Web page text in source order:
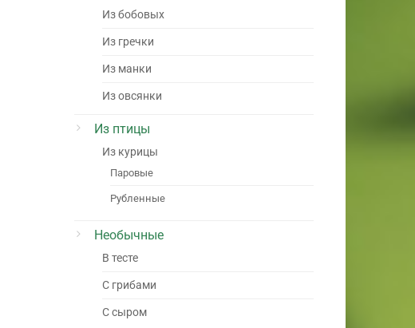
Из бобовых
Из гречки
Из манки
Из овсянки
Из птицы
Из курицы
Паровые
Рубленные
Необычные
В тесте
С грибами
С сыром